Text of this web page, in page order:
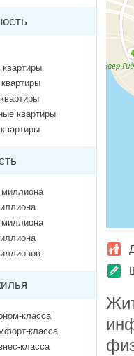
квартиры
миллиона
миллиона
класса
класса
класса